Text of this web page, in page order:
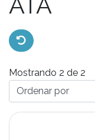
Mostrando 2 de 2